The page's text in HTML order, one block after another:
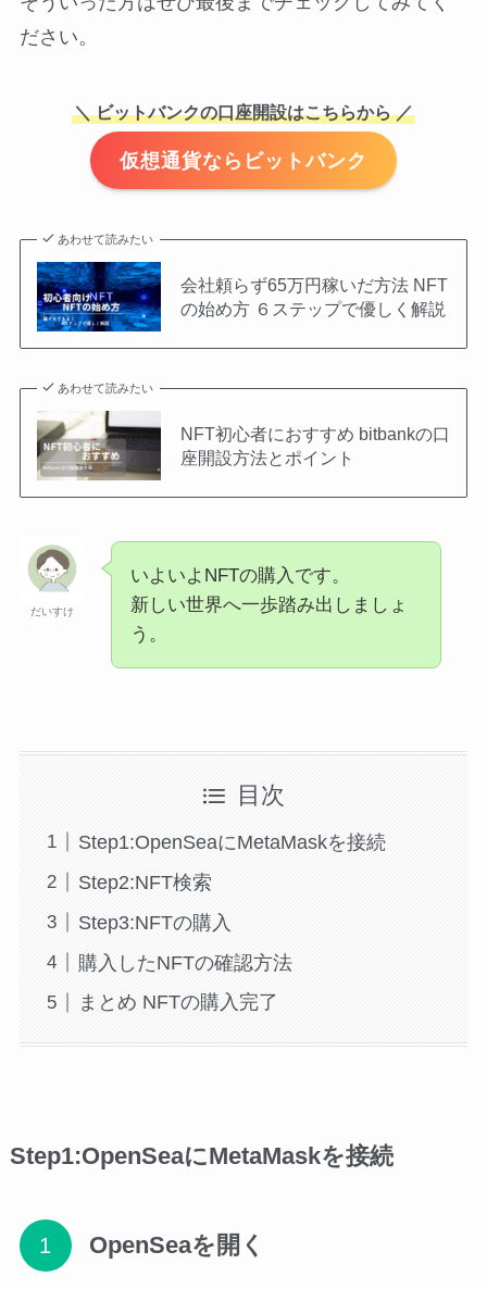
ださい。
＼ ビットバンクの口座開設はこちらから ／
仮想通貨ならビットバンク
あわせて読みたい
会社頼らず65万円稼いだ方法 NFT
の始め方 ６ステップで優しく解説
あわせて読みたい
NFT初心者におすすめ bitbankの口
座開設方法とポイント
だいすけ
いよいよNFTの購入です。
新しい世界へ一歩踏み出しましょ
う。
目次
Step1:OpenSeaにMetaMaskを接続
Step2:NFT検索
Step3:NFTの購入
購入したNFTの確認方法
まとめ NFTの購入完了
Step1:OpenSeaにMetaMaskを接続
OpenSeaを開く